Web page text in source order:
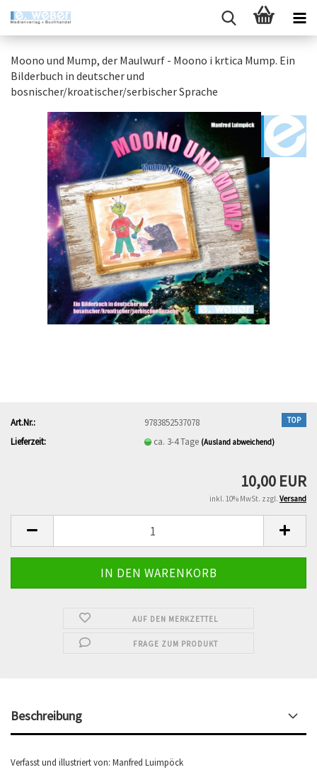
Moono und Mump, der Maulwurf - Moono i krtica Mump. Ein
Bilderbuch in deutscher und
bosnischer/kroatischer/serbischer Sprache
TOP
Art.Nr.:
9783852537078
Lieferzeit:
ca. 3-4 Tage (Ausland abweichend)
10,00 EUR
inkl. 10% MwSt. zzgl. Versand
AUF DEN MERKZETTEL
FRAGE ZUM PRODUKT
Beschreibung
Verfasst und illustriert von: Manfred Luimpöck